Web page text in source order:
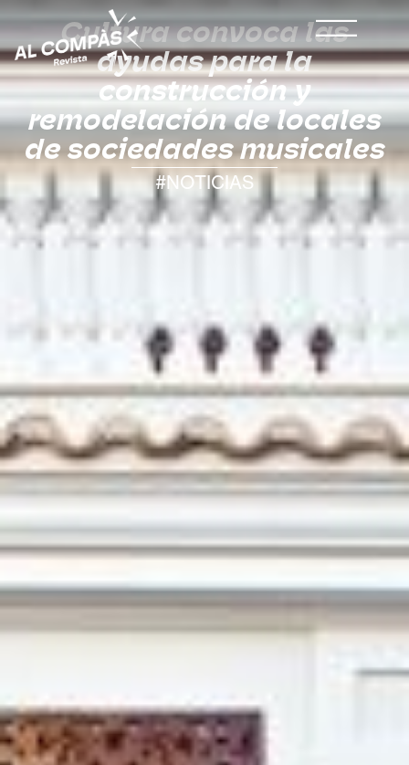
Cultura convoca las
ayudas para la
construcción y
remodelación de locales
de sociedades musicales
#NOTICIAS